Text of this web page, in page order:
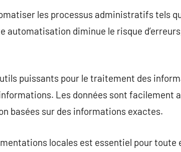
les processus administratifs tels
automatisation diminue le risque
puissants pour le traitement des
Les données sont facilement
basées sur des informations exactes.
locales est essentiel pour